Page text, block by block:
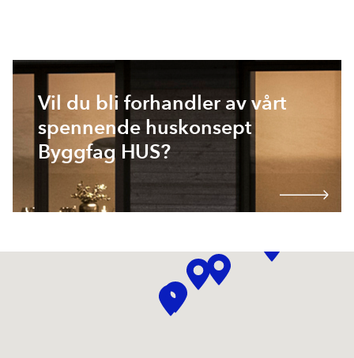
Vil du bli forhandler av vårt
spennende huskonsept
Byggfag HUS?